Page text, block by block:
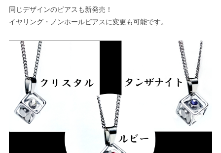
同じデザインのピアスも新発売！
イヤリング・ノンホールピアスに変更も可能です。